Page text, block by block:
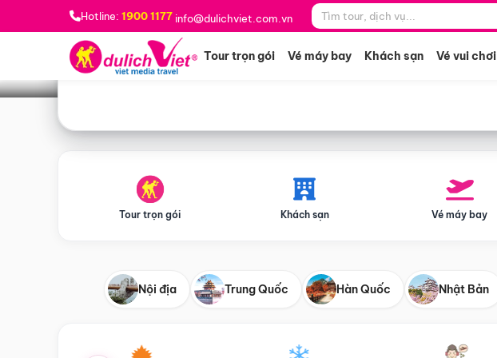
Hotline: 1900 1177 info@dulichviet.com.vn
Tour trọn gói Vé máy bay Khách sạn Vé vui chơi
Bạn muốn đi đâu? *
Tour trọn gói Khách sạn Vé máy bay
Nội địa Trung Quốc Hàn Quốc Nhật Bản